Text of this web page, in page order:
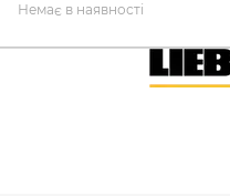
Немає в наявності